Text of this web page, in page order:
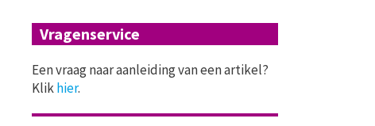
Vragenservice
Een vraag naar aanleiding van een artikel?
Klikhier.